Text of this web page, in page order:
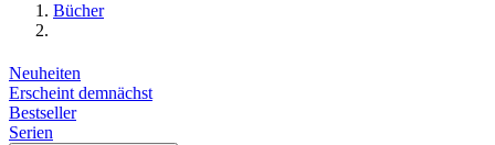
Bücher
Neuheiten
Erscheint demnächst
Bestseller
Serien